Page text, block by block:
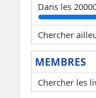
Dans les
Chercher
MEMBRES
Chercher les